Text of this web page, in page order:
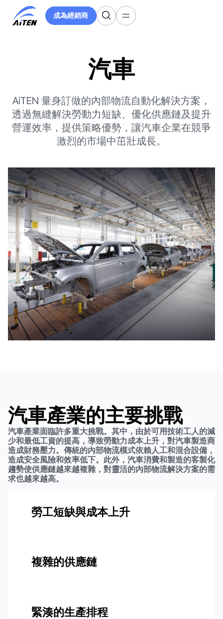
成為經銷商
成為經銷商
汽車
AiTEN 量身訂做的內部物流自動化解決方案，
透過無縫解決勞動力短缺、優化供應鏈及提升
營運效率，提供策略優勢，讓汽車企業在競爭
激烈的市場中茁壯成長。
汽車產業的主要挑戰
汽車產業面臨許多重大挑戰。其中，由於可用技術工人的減
少和最低工資的提高，導致勞動力成本上升，對汽車製造商
造成財務壓力。傳統的內部物流模式依賴人工和混合設備，
造成安全風險和效率低下。此外，汽車消費和製造的客製化
趨勢使供應鏈越來越複雜，對靈活的內部物流解決方案的需
求也越來越高。
勞工短缺與成本上升
複雜的供應鏈
緊湊的生產排程